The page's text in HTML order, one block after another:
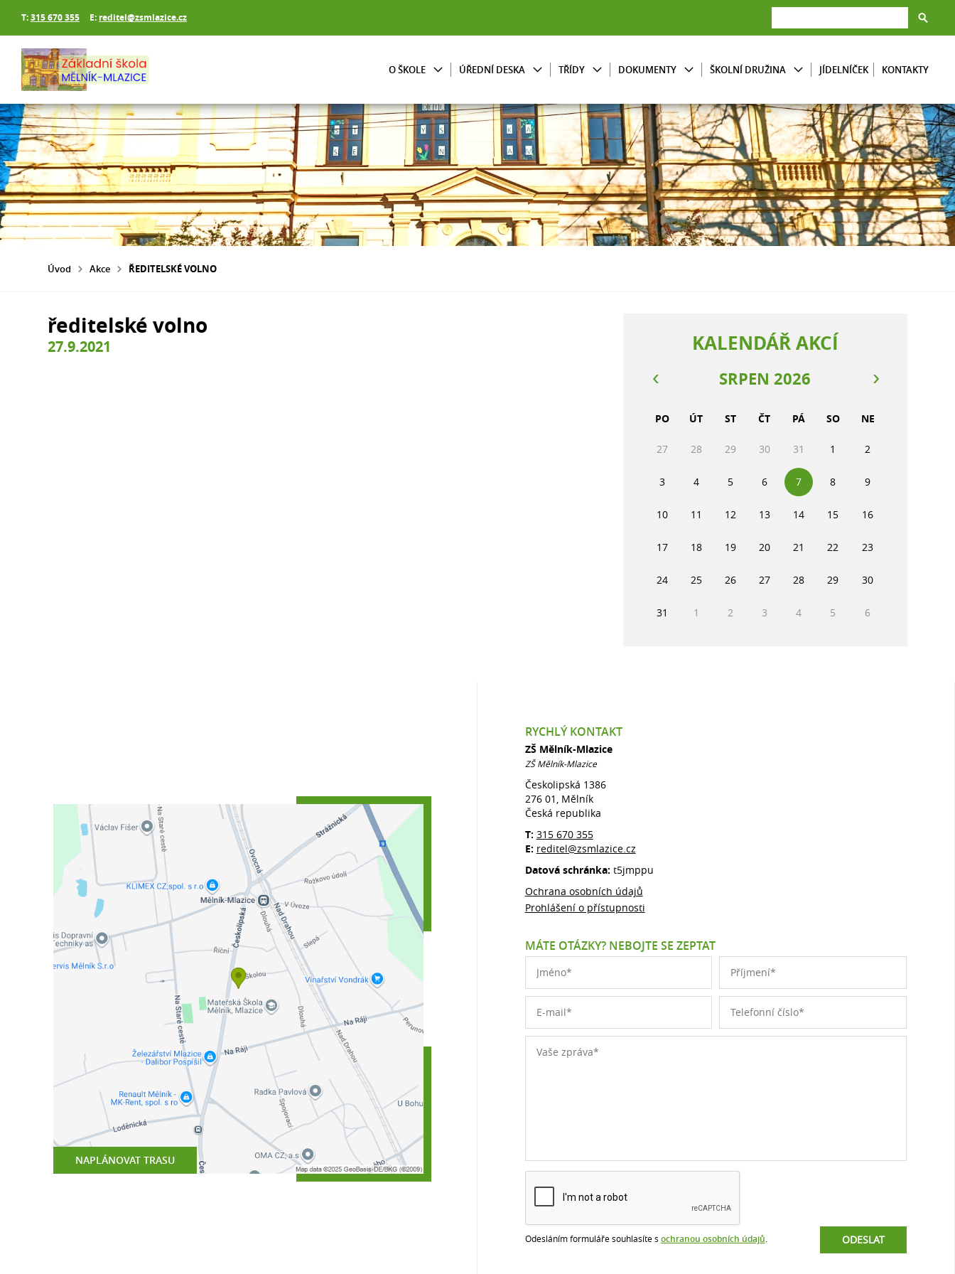
T:315 670 355 E: reditel@zsmlazice.cz
O ŠKOLE ÚŘEDNÍ DESKA TŘÍDY DOKUMENTY ŠKOLNÍ DRUŽINA JÍDELNÍČEK KONTAKTY
Úvod Akce ŘEDITELSKÉ VOLNO
ředitelské volno
27.9.2021 KALENDÁŘ AKCÍ
SRPEN 2026
PO ÚT ST ČT PÁ SO NE
27 28 29 30 31 1 2
3 4 5 6 7 8 9
10 11 12 13 14 15 16
17 18 19 20 21 22 23
24 25 26 27 28 29 30
31 1 2 3 4 5 6
NAPLÁNOVAT TRASU
RYCHLÝ KONTAKT
ZŠ Mělník-Mlazice
ZŠ Mělník-Mlazice
Českolipská 1386
276 01, Mělník
Česká republika
T: 315 670 355
E: reditel@zsmlazice.cz
Datová schránka: t5jmppu
Ochrana osobních údajů
Prohlášení o přístupnosti
MÁTE OTÁZKY? NEBOJTE SE ZEPTAT
Odesláním formuláře souhlasíte s ochranou osobních údajů